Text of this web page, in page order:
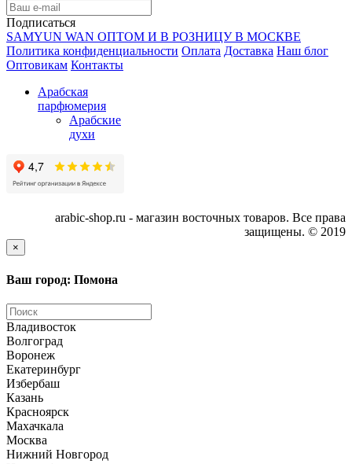
Подписаться
SAMYUN WAN ОПТОМ И В РОЗНИЦУ В МОСКВЕ
Политика конфиденциальности Оплата Доставка Наш блог
Оптовикам Контакты
Арабская
парфюмерия
Арабские
духи
arabic-shop.ru - магазин восточных товаров. Все права
защищены. © 2019
×
Ваш город: Помона
Владивосток
Волгоград
Воронеж
Екатеринбург
Избербаш
Казань
Красноярск
Махачкала
Москва
Нижний Новгород